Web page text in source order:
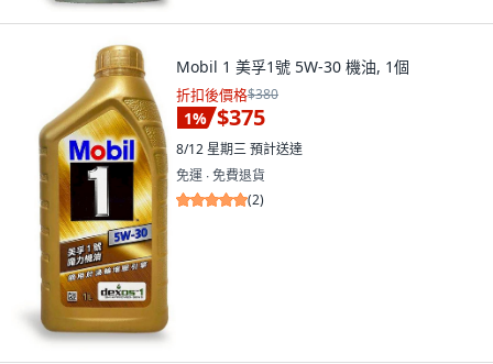
Mobil 1 美孚1號 5W-30 機油, 1個
折扣後價格$380
1% $375
8/12 星期三預計送達
免運 ∙ 免費退貨
(2)